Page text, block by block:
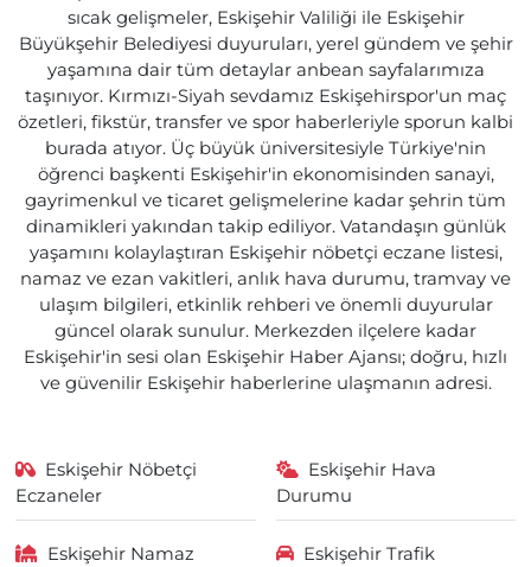
sıcak gelişmeler, Eskişehir Valiliği ile Eskişehir
Büyükşehir Belediyesi duyuruları, yerel gündem ve şehir
yaşamına dair tüm detaylar anbean sayfalarımıza
taşınıyor. Kırmızı-Siyah sevdamız Eskişehirspor'un maç
özetleri, fikstür, transfer ve spor haberleriyle sporun kalbi
burada atıyor. Üç büyük üniversitesiyle Türkiye'nin
öğrenci başkenti Eskişehir'in ekonomisinden sanayi,
gayrimenkul ve ticaret gelişmelerine kadar şehrin tüm
dinamikleri yakından takip ediliyor. Vatandaşın günlük
yaşamını kolaylaştıran Eskişehir nöbetçi eczane listesi,
namaz ve ezan vakitleri, anlık hava durumu, tramvay ve
ulaşım bilgileri, etkinlik rehberi ve önemli duyurular
güncel olarak sunulur. Merkezden ilçelere kadar
Eskişehir'in sesi olan Eskişehir Haber Ajansı; doğru, hızlı
ve güvenilir Eskişehir haberlerine ulaşmanın adresi.
Eskişehir Nöbetçi
Eczaneler
Eskişehir Hava
Durumu
Eskişehir Namaz
Eskişehir Trafik